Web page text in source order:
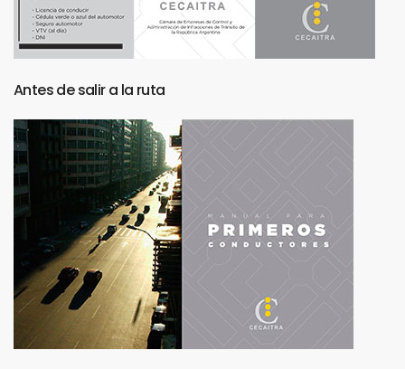
Antesde salira la ruta